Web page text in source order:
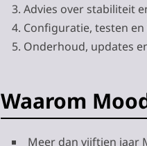
Advies over stabiliteit
Configuratie, testen
Onderhoud, updates
Waarom
Meer dan vijftien jaar